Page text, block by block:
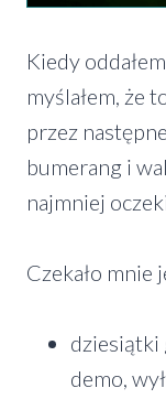
Kiedy
myślałem, że
przez
bumerang i
najmniej
Czekało mnie
dziesiątki
demo,